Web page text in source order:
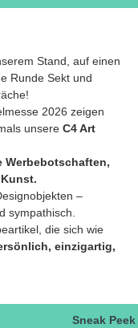
Stand, auf einen
Runde Sekt und
2026 zeigen
unsere C4 Art
Werbebotschaften,
–
sympathisch.
die sich wie
einzigartig,
Sneak Peek